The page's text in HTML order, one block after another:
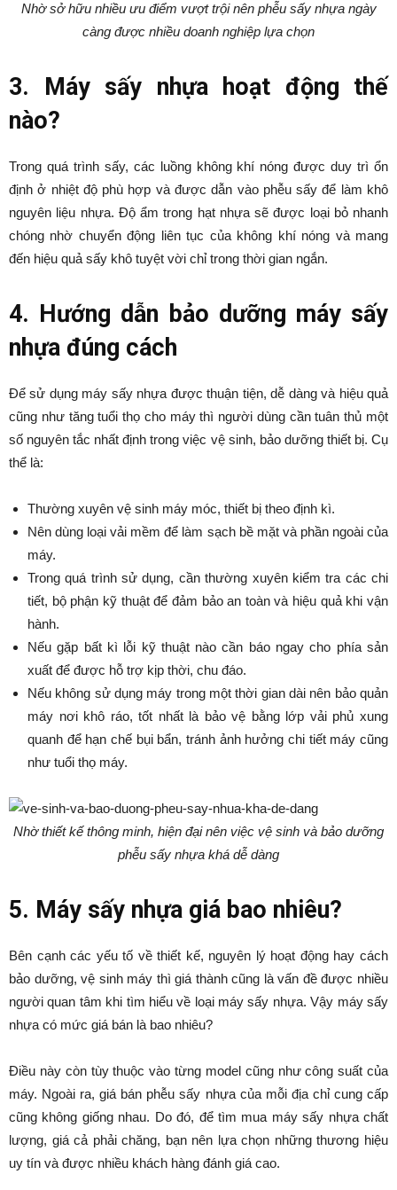
Nhờ sở hữu nhiều ưu điểm vượt trội nên phễu sấy nhựa ngày
càng được nhiều doanh nghiệp lựa chọn
3. Máy sấy nhựa hoạt động thế
nào?
Trong quá trình sấy, các luồng không khí nóng được duy trì ổn
định ở nhiệt độ phù hợp và được dẫn vào phễu sấy để làm khô
nguyên liệu nhựa. Độ ẩm trong hạt nhựa sẽ được loại bỏ nhanh
chóng nhờ chuyển động liên tục của không khí nóng và mang
đến hiệu quả sấy khô tuyệt vời chỉ trong thời gian ngắn.
4. Hướng dẫn bảo dưỡng máy sấy
nhựa đúng cách
Để sử dụng máy sấy nhựa được thuận tiện, dễ dàng và hiệu quả
cũng như tăng tuổi thọ cho máy thì người dùng cần tuân thủ một
số nguyên tắc nhất định trong việc vệ sinh, bảo dưỡng thiết bị. Cụ
thể là:
Thường xuyên vệ sinh máy móc, thiết bị theo định kì.
Nên dùng loại vải mềm để làm sạch bề mặt và phần ngoài của
máy.
Trong quá trình sử dụng, cần thường xuyên kiểm tra các chi
tiết, bộ phận kỹ thuật để đảm bảo an toàn và hiệu quả khi vận
hành.
Nếu gặp bất kì lỗi kỹ thuật nào cần báo ngay cho phía sản
xuất để được hỗ trợ kịp thời, chu đáo.
Nếu không sử dụng máy trong một thời gian dài nên bảo quản
máy nơi khô ráo, tốt nhất là bảo vệ bằng lớp vải phủ xung
quanh để hạn chế bụi bẩn, tránh ảnh hưởng chi tiết máy cũng
như tuổi thọ máy.
Nhờ thiết kế thông minh, hiện đại nên việc vệ sinh và bảo dưỡng
phễu sấy nhựa khá dễ dàng
5. Máy sấy nhựa giá bao nhiêu?
Bên cạnh các yếu tố về thiết kế, nguyên lý hoạt động hay cách
bảo dưỡng, vệ sinh máy thì giá thành cũng là vấn đề được nhiều
người quan tâm khi tìm hiểu về loại máy sấy nhựa. Vậy máy sấy
nhựa có mức giá bán là bao nhiêu?
Điều này còn tùy thuộc vào từng model cũng như công suất của
máy. Ngoài ra, giá bán phễu sấy nhựa của mỗi địa chỉ cung cấp
cũng không giống nhau. Do đó, để tìm mua máy sấy nhựa chất
lượng, giá cả phải chăng, bạn nên lựa chọn những thương hiệu
uy tín và được nhiều khách hàng đánh giá cao.